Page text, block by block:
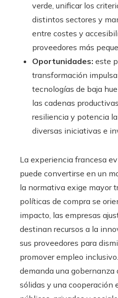
verde, unificar los
distintos sectores y
entre costes y
proveedores más
Oportunidades: este
transformación
tecnologías de baja
las cadenas
resiliencia y potencia
diversas iniciativas e
La experiencia francesa
puede convertirse en un
la normativa exige mayor
políticas de compra se
impacto, las empresas
destinan recursos a la
sus proveedores para
promover empleo
demanda una gobernanza
sólidas y una cooperación